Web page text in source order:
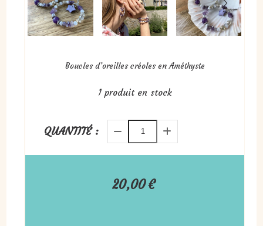
Boucles d’oreilles créoles en Améthyste
20,00€
1produit en stock
QUANTITÉ :